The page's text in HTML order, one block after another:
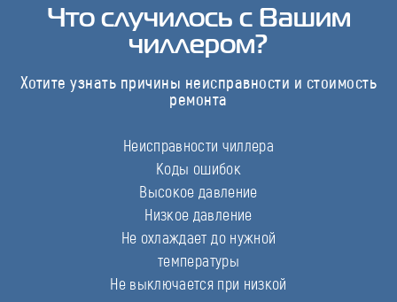
Что случилось с Вашим
чиллером?
Хотите узнать причины неисправности и стоимость
ремонта
Неисправности чиллера
Коды ошибок
Высокое давление
Низкое давление
Не охлаждает до нужной
температуры
Не выключается при низкой